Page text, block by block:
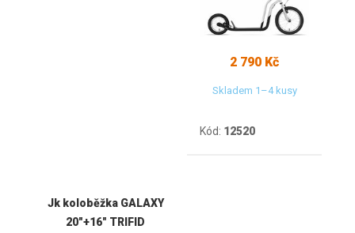
2 790 Kč
Skladem 1–4 kusy
Kód: 12520
Jk koloběžka GALAXY
20"+16" TRIFID